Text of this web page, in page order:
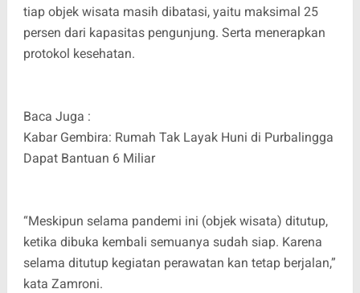
tiap objek wisata masih dibatasi, yaitu maksimal 25
persen dari kapasitas pengunjung. Serta menerapkan
protokol kesehatan.
Baca Juga :
Kabar Gembira: Rumah Tak Layak Huni di Purbalingga
Dapat Bantuan 6 Miliar
“Meskipun selama pandemi ini (objek wisata) ditutup,
ketika dibuka kembali semuanya sudah siap. Karena
selama ditutup kegiatan perawatan kan tetap berjalan,”
kata Zamroni.